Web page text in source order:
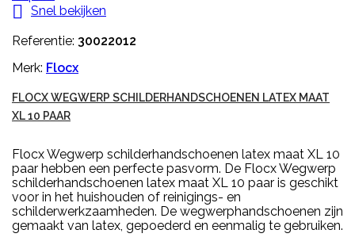
 Snel bekijken
Referentie: 30022012
Merk: Flocx
FLOCX WEGWERP SCHILDERHANDSCHOENEN LATEX MAAT
XL 10 PAAR
Flocx Wegwerp schilderhandschoenen latex maat XL 10
paar hebben een perfecte pasvorm. De Flocx Wegwerp
schilderhandschoenen latex maat XL 10 paar is geschikt
voor in het huishouden of reinigings- en
schilderwerkzaamheden. De wegwerphandschoenen zijn
gemaakt van latex, gepoederd en eenmalig te gebruiken.